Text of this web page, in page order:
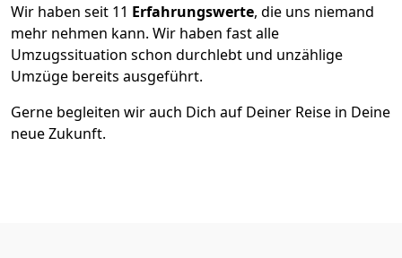
Wir haben seit 11 Erfahrungswerte, die uns niemand
mehr nehmen kann. Wir haben fast alle
Umzugssituation schon durchlebt und unzählige
Umzüge bereits ausgeführt.
Gerne begleiten wir auch Dich auf Deiner Reise in Deine
neue Zukunft.